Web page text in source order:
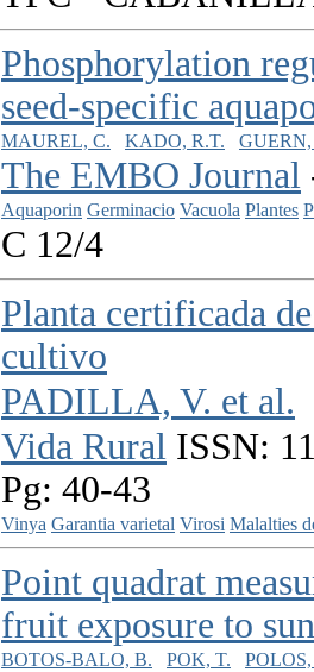
Phosphorylation
seed-specific
MAUREL, C. KADO, R.T.
GUERN,
The EMBO Journal
Aquaporin Germinacio Vacuola Plantes
C 12/4
Planta certificada
cultivo
PADILLA, V. et al.
Vida Rural ISSN:
Pg: 40-43
Vinya Garantia varietal Virosi Malalties
Point quadrat
fruit exposure to
BOTOS-BALO, B. POK, T.